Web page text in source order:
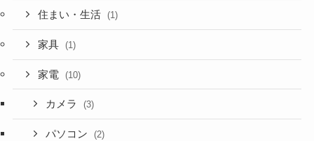
住まい・生活 (1)
家具 (1)
家電 (10)
カメラ (3)
パソコン (2)